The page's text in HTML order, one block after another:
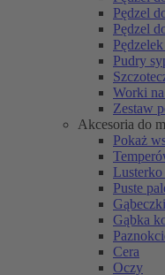
Pędzel
Pędzel
Pudry
Worki
Zestaw
Akcesoria do
Pokaż
Puste
Gąbka
Cera
Oczy